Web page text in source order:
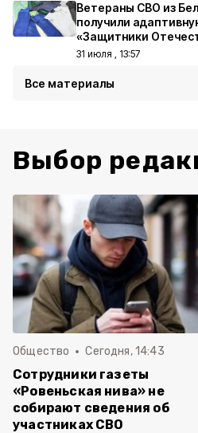
Ветераны СВО из
получили
«Защитники
31 июля , 13:57
Все материалы
Выбор
Общество Сегодня, 14:43
Сотрудники газеты
«Ровеньская нива» не
собирают сведения об
участниках СВО